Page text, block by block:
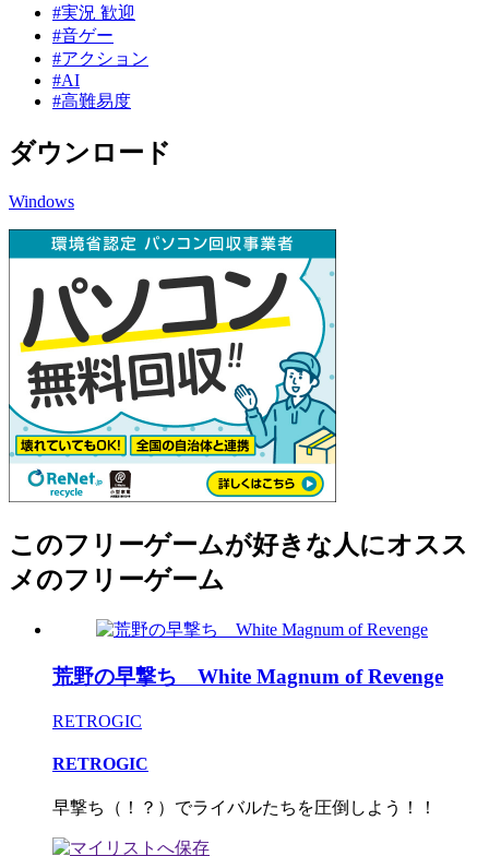
#実況 歓迎
#音ゲー
#アクション
#AI
#高難易度
ダウンロード
Windows
このフリーゲームが好きな人にオスス
メのフリーゲーム
荒野の早撃ち White Magnum of Revenge
RETROGIC
RETROGIC
早撃ち（！？）でライバルたちを圧倒しよう！！